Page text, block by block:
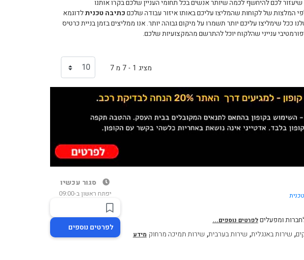
לכם להיחשף לכמה שיותר אנשים בכל תחומי העניין שלכם בקרו אותנו
המלצות של לקוחות שהמליצו עליכם באותו איזור עבודה שלכםכתיבה טכניתלדוגמא
שימליצו עליכם יותר תשמרו על מיקום גבוהה יותר. אנו ממליצים בזמן בניית כרטיס
ענייני שהלקוח יוכל להתרשם מהמקצועיות שלכם.
מציג 1 - 7 מ 7
ומפעליםלפרטים נוספים...
, שירות באנגלית, שירות בערבית, שירות תמיכה מרחוק מידע
סגור עכשיו
יפתח ראשון ב-09:00
לפרטים נוספים